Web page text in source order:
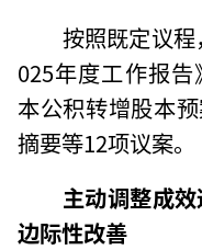
按照既定议
025年度工作报
本公积转增股本
摘要等12项议案。
主动调整成
边际性改善